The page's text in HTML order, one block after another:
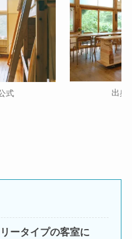
式 出典
ータイプの客室に